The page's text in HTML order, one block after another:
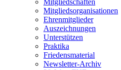
Mitgliedschaften
Mitgliedsorganisationen
Ehrenmitglieder
Auszeichnungen
Unterstützen
Praktika
Friedensmaterial
Newsletter-Archiv